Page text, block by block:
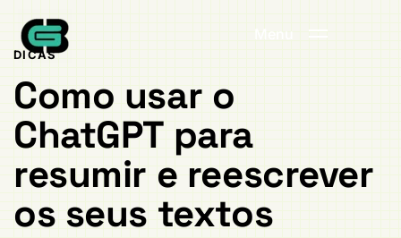
Menu
EM:
DICAS
Como usar o
ChatGPT para
resumir e reescrever
os seus textos
em: